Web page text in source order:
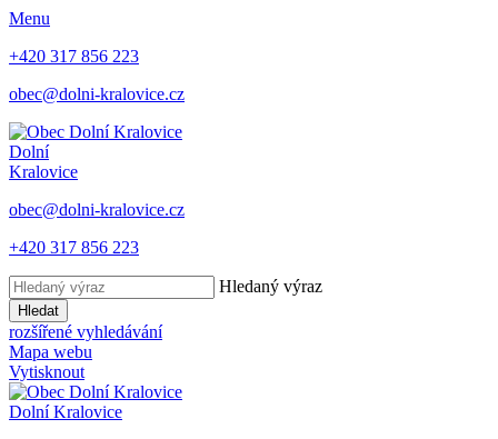
Menu
+420 317 856 223
obec@dolni-kralovice.cz
Dolní
Kralovice
obec@dolni-kralovice.cz
+420 317 856 223
Hledaný výraz
Hledat
rozšířené vyhledávání
Mapa webu
Vytisknout
Dolní Kralovice